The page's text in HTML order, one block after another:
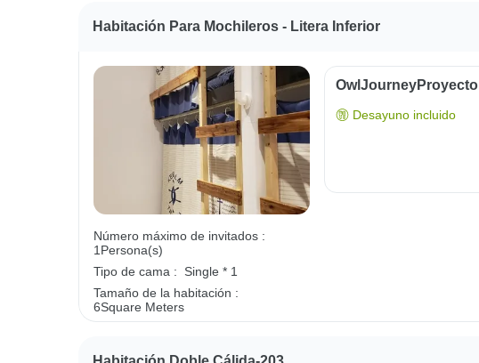
Habitación Para Mochileros - Litera Inferior
Número máximo de invitados :
1Persona(s)
Tipo de cama :
Single * 1
Tamaño de la habitación :
6Square Meters
Desayuno incluido